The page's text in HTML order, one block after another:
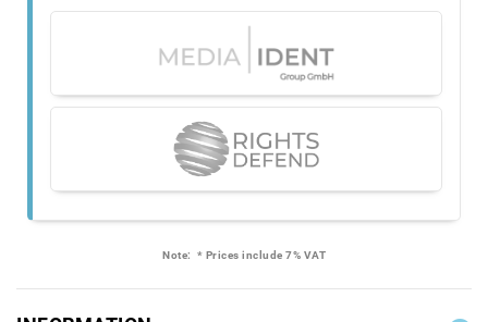
Note: * Prices include 7% VAT